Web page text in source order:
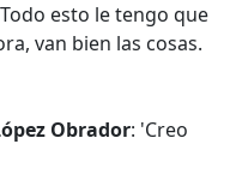
esto le tengo que
van bien las cosas.
Obrador: 'Creo